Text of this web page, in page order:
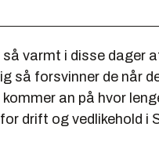
varmt i disse dager
så forsvinner de når
an på hvor
drift og vedlikehold i